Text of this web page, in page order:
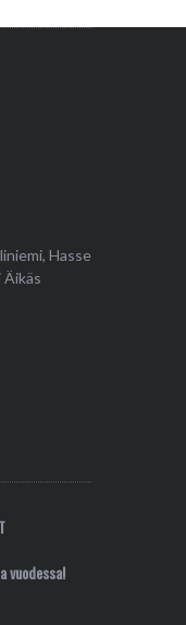
Hasse
Äikäs
vuodessa!